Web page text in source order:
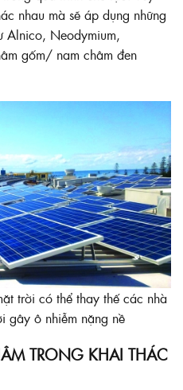
nhau mà sẽ áp dụng những
Alnico, Neodymium,
gốm/ nam châm đen
trời có thể thay thế các nhà
gây ô nhiễm nặng nề
TRONG KHAI THÁC